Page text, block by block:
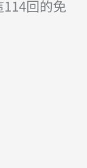
回的免